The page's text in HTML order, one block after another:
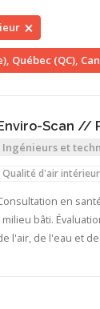
Québec (QC),
Scan //
Ingénieurs et
Qualité d'air intérieur
en
milieu bâti.
l'air, de l'eau et